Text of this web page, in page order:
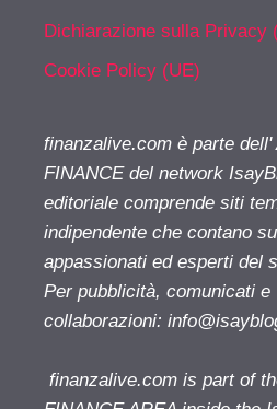
Dichiarazione sulla Privacy
Cookie Policy (UE)
finanzalive.com è parte dell'
FINANCE del network
editoriale comprende siti
indipendente che contano
appassionati ed esperti del
Per pubblicità, comunicati e
collaborazioni:
finanzalive.com is part of